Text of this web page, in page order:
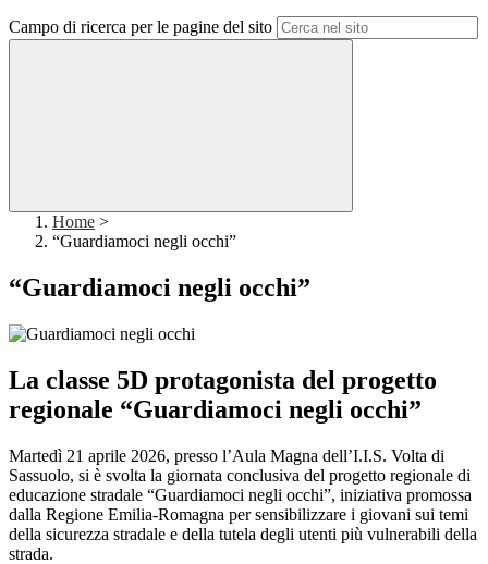
Campo di ricerca per le pagine del sito
Home >
“Guardiamoci negli occhi”
“Guardiamoci negli occhi”
La classe 5D protagonista del progetto
regionale “Guardiamoci negli occhi”
Martedì 21 aprile 2026, presso l’Aula Magna dell’I.I.S. Volta di
Sassuolo, si è svolta la giornata conclusiva del progetto regionale di
educazione stradale “Guardiamoci negli occhi”, iniziativa promossa
dalla Regione Emilia-Romagna per sensibilizzare i giovani sui temi
della sicurezza stradale e della tutela degli utenti più vulnerabili della
strada.